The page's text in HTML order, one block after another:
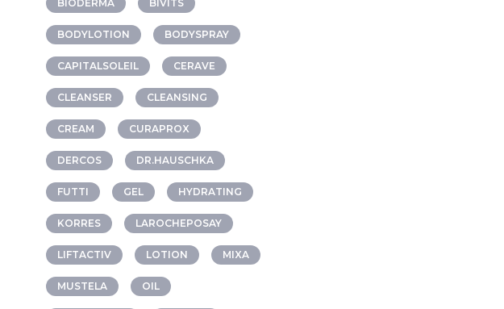
BIODERMA BIVITS
BODYLOTION BODYSPRAY
CAPITALSOLEIL CERAVE
CLEANSER CLEANSING
CREAM CURAPROX
DERCOS DR.HAUSCHKA
FUTTI GEL HYDRATING
KORRES LAROCHEPOSAY
LIFTACTIV LOTION MIXA
MUSTELA OIL